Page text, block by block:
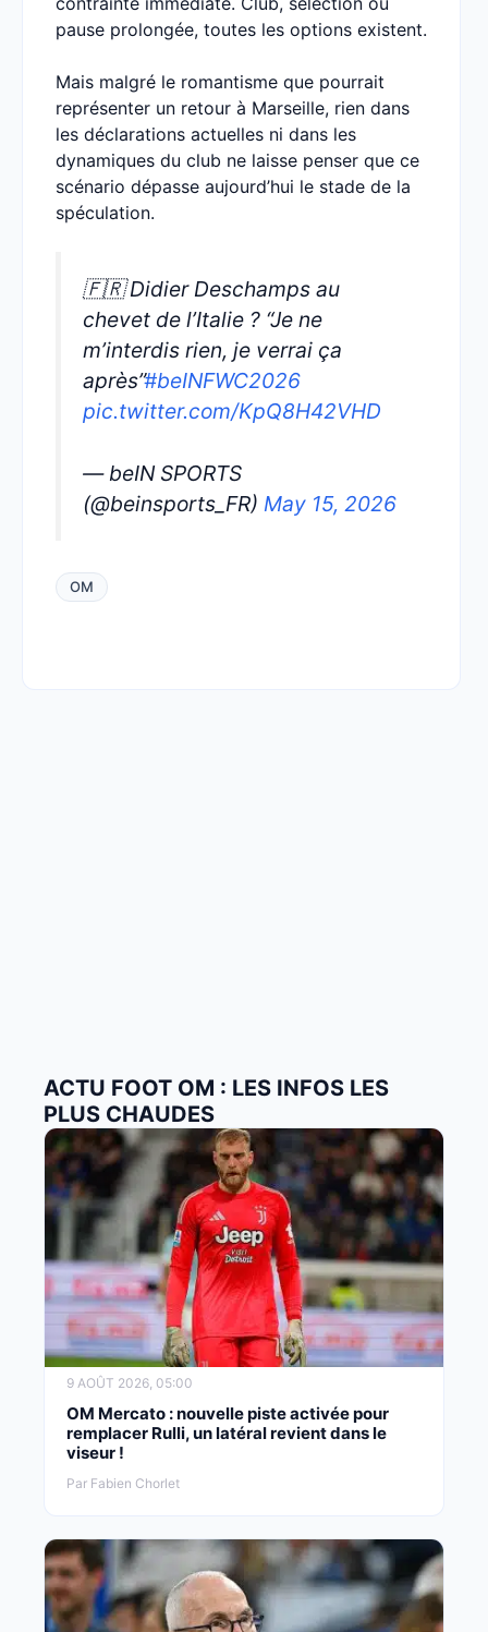
pause prolongée, toutes les options existent.
Mais malgré le romantisme que pourrait
représenter un retour à Marseille, rien dans
les déclarations actuelles ni dans les
dynamiques du club ne laisse penser que ce
scénario dépasse aujourd’hui le stade de la
spéculation.
🇫🇷 Didier Deschamps au
chevet de l’Italie ? “Je ne
m’interdis rien, je verrai ça
après”#beINFWC2026
pic.twitter.com/KpQ8H42VHD
— beIN SPORTS
(@beinsports_FR) May 15, 2026
OM
ACTU FOOT OM : LES INFOS LES
PLUS CHAUDES
9 AOÛT 2026, 05:00
OM Mercato : nouvelle piste activée pour
remplacer Rulli, un latéral revient dans le
viseur !
Par Fabien Chorlet